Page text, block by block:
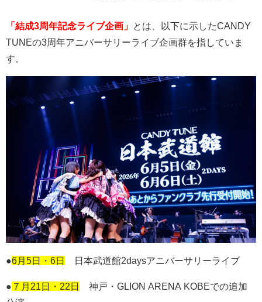
「結成3周年記念ライブ企画」 とは、以下に示したCANDY
TUNEの3周年アニバーサリーライブ企画群を指していま
す。
●6月5日・6日 日本武道館2daysアニバーサリーライブ
● ７月21日・22日 神戸・ GLION ARENA KOBEでの追加